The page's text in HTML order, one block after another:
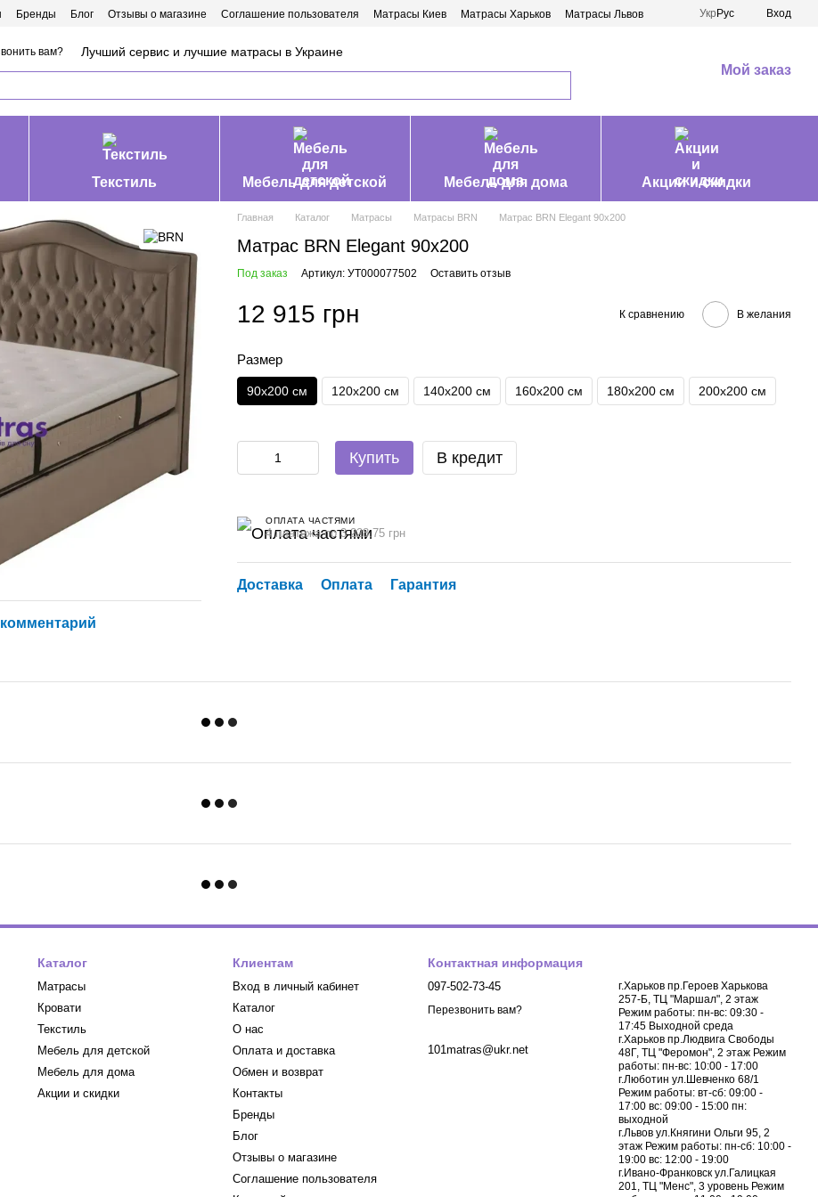
Бренды Блог Отзывы о магазине Соглашение пользователя Матрасы Киев Матрасы Харьков
Матрасы Львов
Укр Рус Вход
вам? Лучший сервис и лучшие матрасы в Украине
Мой заказ
Текстиль Мебель для детской Мебель для дома Акции и скидки
Главная Каталог Матрасы Матрасы BRN Матрас BRN Elegant 90х200
Матрас BRN Elegant 90х200
Под заказ Артикул: УТ000077502 Оставить отзыв
12 915 грн К сравнению В желания
Размер
90х200 см 120х200 см 140х200 см 160х200 см 180х200 см 200х200 см
Купить В кредит
ОПЛАТА ЧАСТЯМИ
4 платежа по 3 228.75 грн
Доставка Оплата Гарантия
Каталог
Матрасы
Кровати
Текстиль
Мебель для детской
Мебель для дома
Акции и скидки
Клиентам
Вход в личный кабинет
Каталог
О нас
Оплата и доставка
Обмен и возврат
Контакты
Бренды
Блог
Отзывы о магазине
Соглашение пользователя
Контактная информация
097-502-73-45
Перезвонить вам?
101matras@ukr.net
г.Харьков пр.Героев Харькова
257-Б, ТЦ "Маршал", 2 этаж
Режим работы: пн-вс: 09:30 -
17:45 Выходной среда
г.Харьков пр.Людвига Свободы
48Г, ТЦ "Феромон", 2 этаж Режим
работы: пн-вс: 10:00 - 17:00
г.Люботин ул.Шевченко 68/1
Режим работы: вт-сб: 09:00 -
17:00 вс: 09:00 - 15:00 пн:
выходной
г.Львов ул.Княгини Ольги 95, 2
этаж Режим работы: пн-сб: 10:00 -
19:00 вс: 12:00 - 19:00
г.Ивано-Франковск ул.Галицкая
201, ТЦ "Менс", 3 уровень Режим